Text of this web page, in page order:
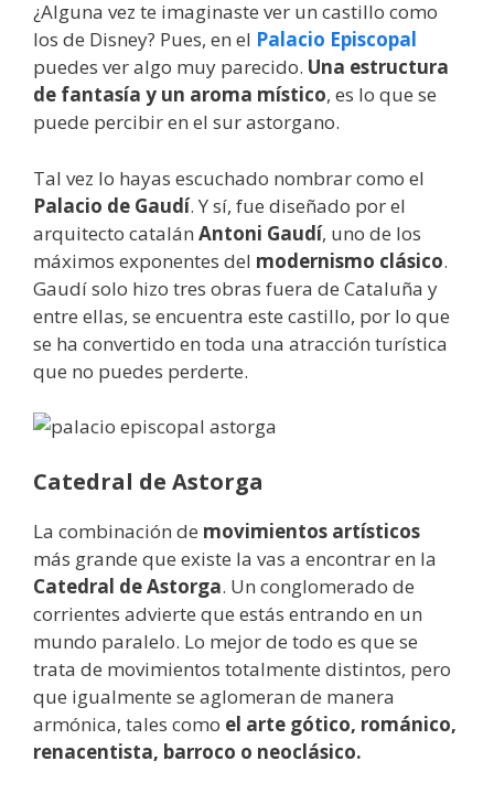
¿Alguna vez te imaginaste ver un castillo como
los de Disney? Pues, en el Palacio Episcopal
puedes ver algo muy parecido. Una estructura
de fantasía y un aroma místico, es lo que se
puede percibir en el sur astorgano.
Tal vez lo hayas escuchado nombrar como el
Palacio de Gaudí. Y sí, fue diseñado por el
arquitecto catalán Antoni Gaudí, uno de los
máximos exponentes del modernismo clásico.
Gaudí solo hizo tres obras fuera de Cataluña y
entre ellas, se encuentra este castillo, por lo que
se ha convertido en toda una atracción turística
que no puedes perderte.
Catedral de Astorga
La combinación de movimientos artísticos
más grande que existe la vas a encontrar en la
Catedral de Astorga. Un conglomerado de
corrientes advierte que estás entrando en un
mundo paralelo. Lo mejor de todo es que se
trata de movimientos totalmente distintos, pero
que igualmente se aglomeran de manera
armónica, tales como el arte gótico, románico,
renacentista, barroco o neoclásico.